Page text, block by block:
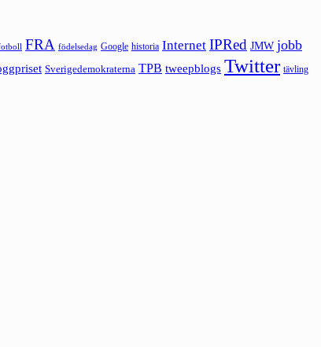
FRA födelsedag Google historia Internet IPRed JMW jobb
Sverigedemokraterna TPB tweepblogs Twitter tävling